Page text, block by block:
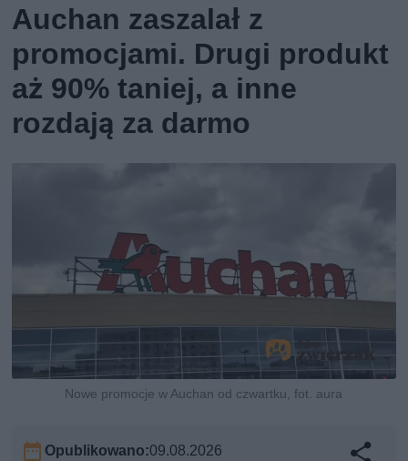
Auchan zaszalał z
promocjami. Drugi produkt
aż 90% taniej, a inne
rozdają za darmo
Nowe promocje w Auchan od czwartku, fot. aura
Opublikowano:09.08.2026